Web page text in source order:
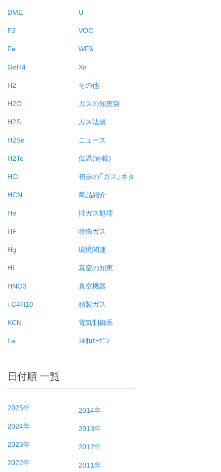
DME
F2
Fe
GeH4
H2
H2O
H2S
H2Se
H2Te
HCl
HCN
He
HF
Hg
HI
HNO3
i-C4H10
KCN
La
U
VOC
WF6
Xe
その他
ガスの知恵袋
ガス法規
ニュース
低温(連載)
初歩の「ガス」ネタ
商品紹介
排ガス処理
特殊ガス
環境関連
真空の知恵
真空機器
精製ガス
電気制御系
ﾌﾙｵﾛｶｰﾎﾞﾝ
日付順 一覧
2025年
2024年
2023年
2022年
2014年
2013年
2012年
2011年